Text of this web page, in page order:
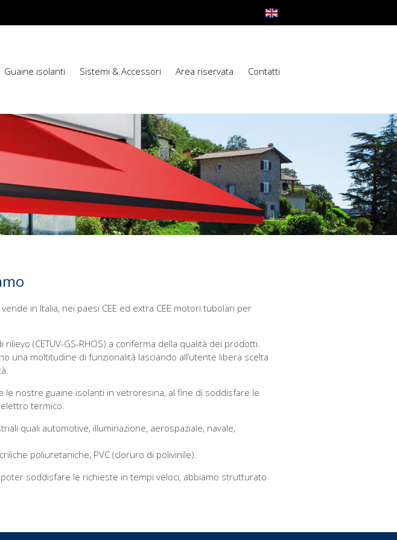
Guaine isolanti Sistemi & Accessori Area riservata Contatti
in Italia, nei paesi CEE ed extra CEE motori tubolari per
(CETUV-GS-RHOS) a conferma della qualità dei prodotti.
moltitudine di funzionalità lasciando all’utente libera scelta
nostre guaine isolanti in vetroresina, al fine di soddisfare le
termico.
quali automotive, illuminazione, aerospaziale, navale,
poliuretaniche, PVC (cloruro di polivinile).
soddisfare le richieste in tempi veloci, abbiamo strutturato